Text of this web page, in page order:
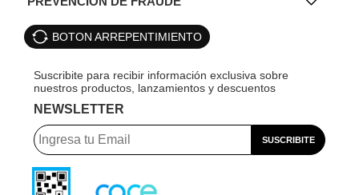
BOTON ARREPENTIMIENTO
NEWSLETTER